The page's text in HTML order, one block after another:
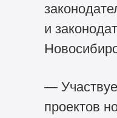
и
—
проектов